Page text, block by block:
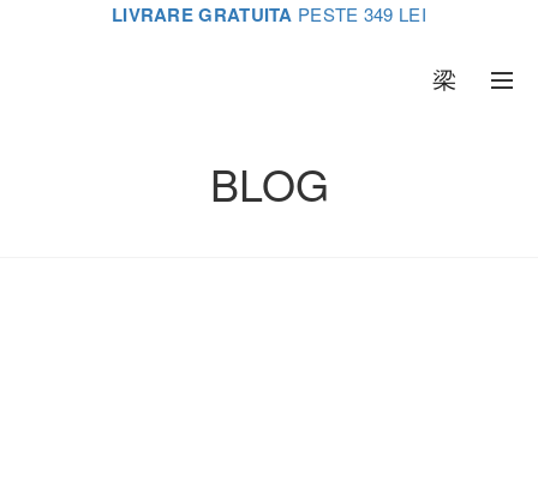
LIVRARE GRATUITA PESTE 349 LEI
BLOG